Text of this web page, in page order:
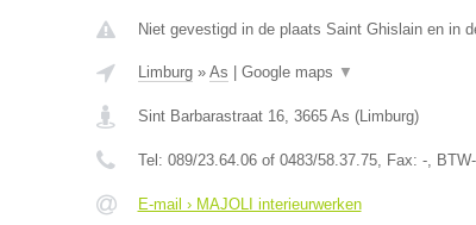
Niet gevestigd in de plaats Saint Ghislain en in
Limburg» As Google maps ▼
Sint Barbarastraat 16, 3665 As (Limburg)
Tel: 089/23.64.06 of 0483/58.37.75, Fax: -,
E-mail › MAJOLI interieurwerken